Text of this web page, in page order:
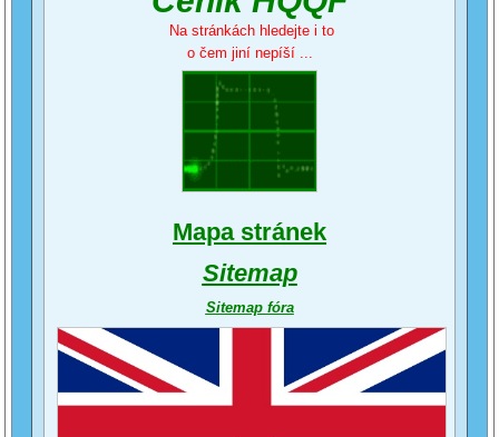
Na stránkách hledejte i to
o čem jiní nepíší ...
Mapa stránek
Sitemap
Sitemap fóra